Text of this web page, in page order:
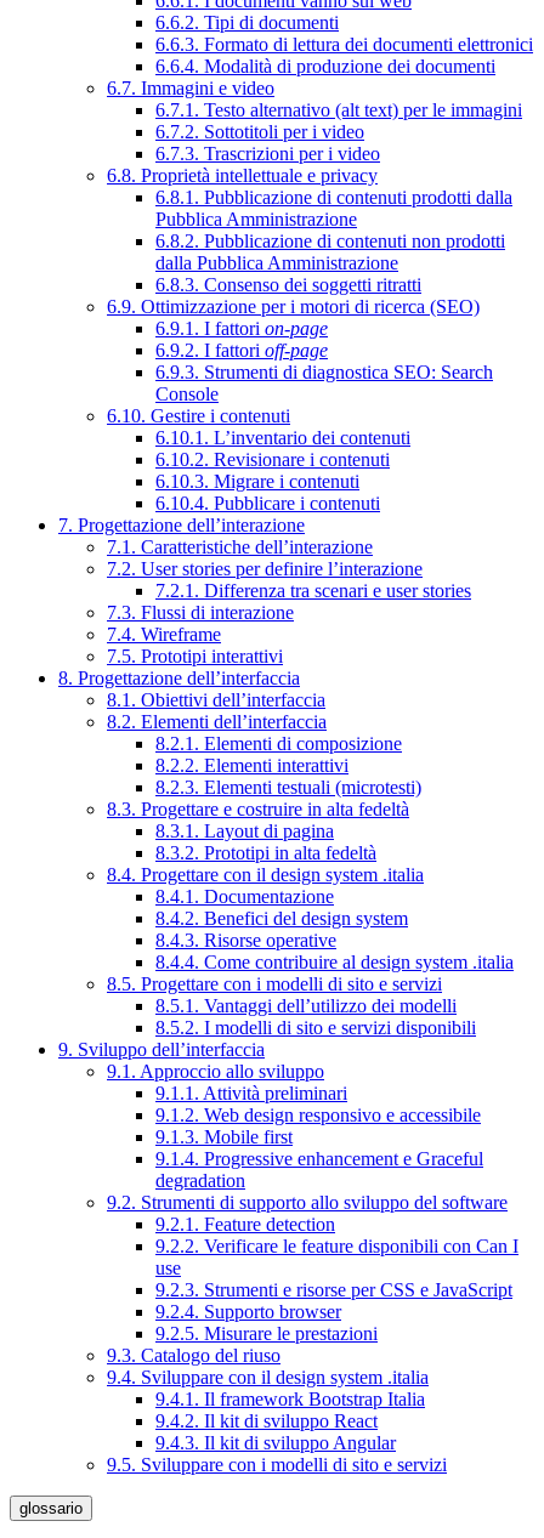
6.6.2. Tipi di documenti
6.6.3. Formato di lettura dei documenti elettronici
6.6.4. Modalità di produzione dei documenti
6.7. Immagini e video
6.7.1. Testo alternativo (alt text) per le immagini
6.7.2. Sottotitoli per i video
6.7.3. Trascrizioni per i video
6.8. Proprietà intellettuale e privacy
6.8.1. Pubblicazione di contenuti prodotti dalla
Pubblica Amministrazione
6.8.2. Pubblicazione di contenuti non prodotti
dalla Pubblica Amministrazione
6.8.3. Consenso dei soggetti ritratti
6.9. Ottimizzazione per i motori di ricerca (SEO)
6.9.1. I fattori on-page
6.9.2. I fattori off-page
6.9.3. Strumenti di diagnostica SEO: Search
Console
6.10. Gestire i contenuti
6.10.1. L’inventario dei contenuti
6.10.2. Revisionare i contenuti
6.10.3. Migrare i contenuti
6.10.4. Pubblicare i contenuti
7. Progettazione dell’interazione
7.1. Caratteristiche dell’interazione
7.2. User stories per definire l’interazione
7.2.1. Differenza tra scenari e user stories
7.3. Flussi di interazione
7.4. Wireframe
7.5. Prototipi interattivi
8. Progettazione dell’interfaccia
8.1. Obiettivi dell’interfaccia
8.2. Elementi dell’interfaccia
8.2.1. Elementi di composizione
8.2.2. Elementi interattivi
8.2.3. Elementi testuali (microtesti)
8.3. Progettare e costruire in alta fedeltà
8.3.1. Layout di pagina
8.3.2. Prototipi in alta fedeltà
8.4. Progettare con il design system .italia
8.4.1. Documentazione
8.4.2. Benefici del design system
8.4.3. Risorse operative
8.4.4. Come contribuire al design system .italia
8.5. Progettare con i modelli di sito e servizi
8.5.1. Vantaggi dell’utilizzo dei modelli
8.5.2. I modelli di sito e servizi disponibili
9. Sviluppo dell’interfaccia
9.1. Approccio allo sviluppo
9.1.1. Attività preliminari
9.1.2. Web design responsivo e accessibile
9.1.3. Mobile first
9.1.4. Progressive enhancement e Graceful
degradation
9.2. Strumenti di supporto allo sviluppo del software
9.2.1. Feature detection
9.2.2. Verificare le feature disponibili con Can I
use
9.2.3. Strumenti e risorse per CSS e JavaScript
9.2.4. Supporto browser
9.2.5. Misurare le prestazioni
9.3. Catalogo del riuso
9.4. Sviluppare con il design system .italia
9.4.1. Il framework Bootstrap Italia
9.4.2. Il kit di sviluppo React
9.4.3. Il kit di sviluppo Angular
9.5. Sviluppare con i modelli di sito e servizi
glossario